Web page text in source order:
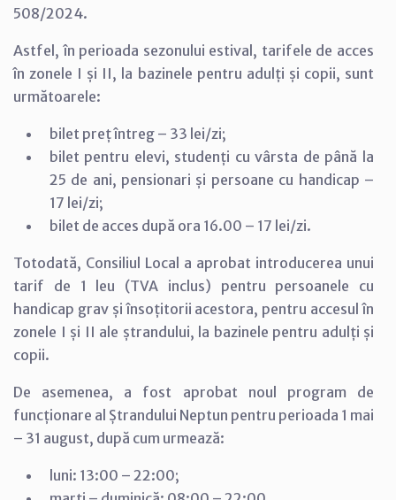
508/2024.
Astfel, în perioada sezonului estival, tarifele de acces
în zonele I și II, la bazinele pentru adulți și copii, sunt
următoarele:
bilet preț întreg – 33 lei/zi;
bilet pentru elevi, studenți cu vârsta de până la
25 de ani, pensionari și persoane cu handicap –
17 lei/zi;
bilet de acces după ora 16.00 – 17 lei/zi.
Totodată, Consiliul Local a aprobat introducerea unui
tarif de 1 leu (TVA inclus) pentru persoanele cu
handicap grav și însoțitorii acestora, pentru accesul în
zonele I și II ale ștrandului, la bazinele pentru adulți și
copii.
De asemenea, a fost aprobat noul program de
funcționare al Ștrandului Neptun pentru perioada 1 mai
– 31 august, după cum urmează:
luni: 13:00 – 22:00;